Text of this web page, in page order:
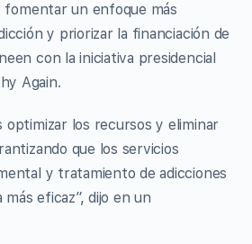
fomentar un enfoque más
y priorizar la financiación de
con la iniciativa presidencial
Again.
optimizar los recursos y eliminar
que los servicios
y tratamiento de adicciones
eficaz”, dijo en un